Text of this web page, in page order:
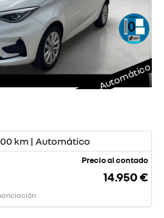
Automático
km | Automático
Precio al contado
14.950 €